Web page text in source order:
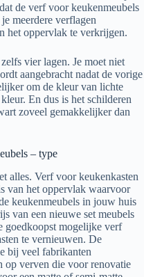
de verf voor keukenmeubels
meerdere verflagen
het oppervlak te verkrijgen.
vier lagen. Je moet niet
aangebracht nadat de vorige
om de kleur van lichte
En dus is het schilderen
zoveel gemakkelijker dan
– type
alles. Verf voor keukenkasten
van het oppervlak waarvoor
keukenmeubels in jouw huis
van een nieuwe set meubels
goedkoopst mogelijke verf
te vernieuwen. De
bij veel fabrikanten
op verven die voor renovatie